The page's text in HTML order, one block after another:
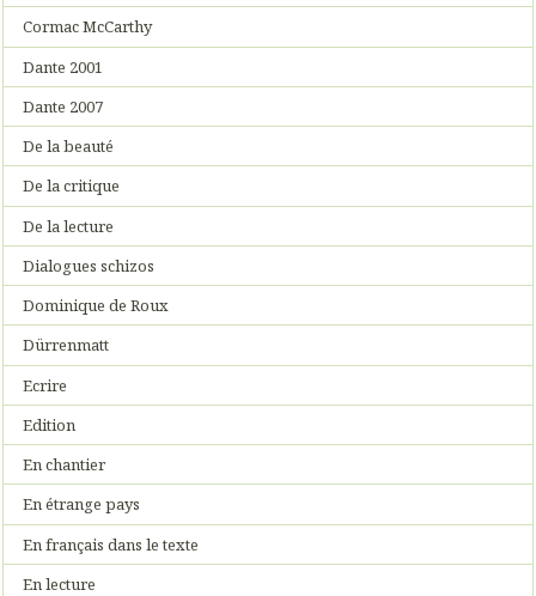
Cormac McCarthy
Dante 2001
Dante 2007
De la beauté
De la critique
De la lecture
Dialogues schizos
Dominique de Roux
Dürrenmatt
Ecrire
Edition
En chantier
En étrange pays
En français dans le texte
En lecture